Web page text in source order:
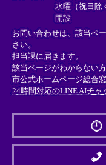
水曜（祝日除
開設
お問い合わせは、該当ペ
さい。
担当課に届きます。
該当ページがわからない
市公式ホームページ総合
24時間対応のLINE AIチャ
外
リ
ン